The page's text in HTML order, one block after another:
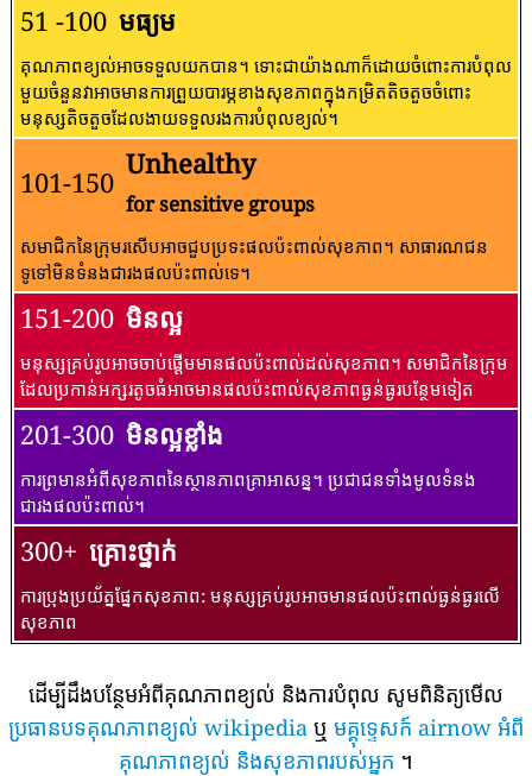
51 -100 មធ្យម
គុណភាពខ្យល់អាចទទួលយកបាន។ ទោះជាយ៉ាងណាក៏ដោយចំពោះការបំពុល
មួយចំនួនវាអាចមានការព្រួយបារម្ភខាងសុខភាពក្នុងកម្រិតតិចតួចចំពោះ
មនុស្សតិចតួចដែលងាយទទួលរងការបំពុលខ្យល់។
101-150
Unhealthy
for sensitive groups
សមាជិកនៃក្រុមរសើបអាចជួបប្រទះផលប៉ះពាល់សុខភាព។ សាធារណជន​
ទូទៅ​មិន​ទំនង​ជា​រង​ផល​ប៉ះពាល់​ទេ។
151-200 មិនល្អ
មនុស្សគ្រប់រូបអាចចាប់ផ្តើមមានផលប៉ះពាល់ដល់សុខភាព។ សមាជិកនៃក្រុម
ដែលប្រកាន់អក្សរតូចធំអាចមានផលប៉ះពាល់សុខភាពធ្ងន់ធ្ងរបន្ថែមទៀត
201-300 មិនល្អខ្លាំង
ការព្រមានអំពីសុខភាពនៃស្ថានភាពគ្រាអាសន្ន។ ប្រជាជនទាំងមូលទំនង
ជារងផលប៉ះពាល់។
300+ គ្រោះថ្នាក់
ការប្រុងប្រយ័ត្នផ្នែកសុខភាព: មនុស្សគ្រប់រូបអាចមានផលប៉ះពាល់ធ្ងន់ធ្ងរលើ
សុខភាព
ដើម្បីដឹងបន្ថែមអំពីគុណភាពខ្យល់ និងការបំពុល សូមពិនិត្យមើល
ប្រធានបទគុណភាពខ្យល់ wikipedia ឬ មគ្គុទ្ទេសក៍ airnow អំពី
គុណភាពខ្យល់ និងសុខភាពរបស់អ្នក ។